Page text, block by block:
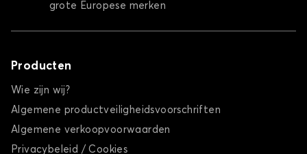
grote Europese merken
Producten
Wie zijn wij?
Algemene productveiligheidsvoorschriften
Algemene verkoopvoorwaarden
Privacybeleid / Cookies